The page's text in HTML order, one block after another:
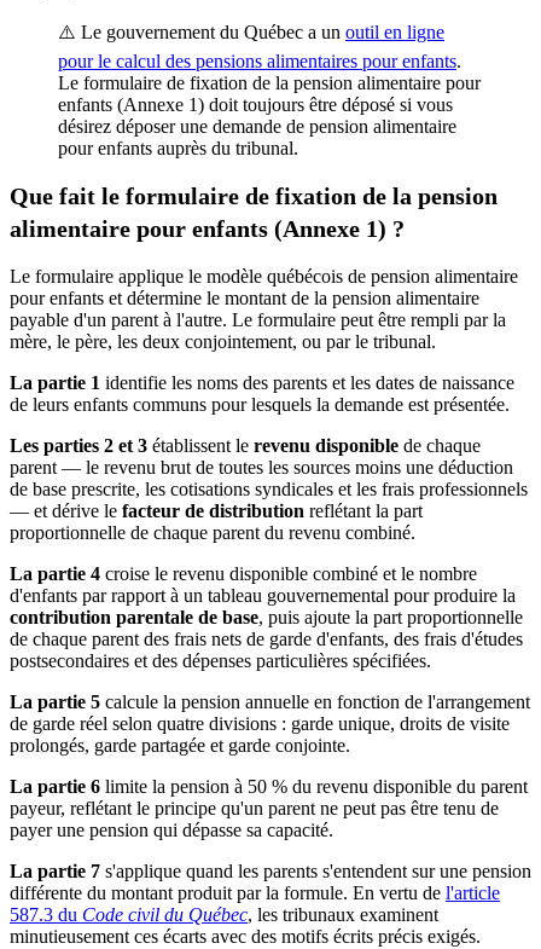
⚠️ Le gouvernement du Québec a un outil en ligne
pour le calcul des pensions alimentaires pour enfants.
Le formulaire de fixation de la pension alimentaire pour
enfants (Annexe 1) doit toujours être déposé si vous
désirez déposer une demande de pension alimentaire
pour enfants auprès du tribunal.
Que fait le formulaire de fixation de la pension
alimentaire pour enfants (Annexe 1) ?
Le formulaire applique le modèle québécois de pension alimentaire
pour enfants et détermine le montant de la pension alimentaire
payable d'un parent à l'autre. Le formulaire peut être rempli par la
mère, le père, les deux conjointement, ou par le tribunal.
La partie 1 identifie les noms des parents et les dates de naissance
de leurs enfants communs pour lesquels la demande est présentée.
Les parties 2 et 3 établissent le revenu disponible de chaque
parent — le revenu brut de toutes les sources moins une déduction
de base prescrite, les cotisations syndicales et les frais professionnels
— et dérive le facteur de distribution reflétant la part
proportionnelle de chaque parent du revenu combiné.
La partie 4 croise le revenu disponible combiné et le nombre
d'enfants par rapport à un tableau gouvernemental pour produire la
contribution parentale de base, puis ajoute la part proportionnelle
de chaque parent des frais nets de garde d'enfants, des frais d'études
postsecondaires et des dépenses particulières spécifiées.
La partie 5 calcule la pension annuelle en fonction de l'arrangement
de garde réel selon quatre divisions : garde unique, droits de visite
prolongés, garde partagée et garde conjointe.
La partie 6 limite la pension à 50 % du revenu disponible du parent
payeur, reflétant le principe qu'un parent ne peut pas être tenu de
payer une pension qui dépasse sa capacité.
La partie 7 s'applique quand les parents s'entendent sur une pension
différente du montant produit par la formule. En vertu de l'article
587.3 du Code civil du Québec, les tribunaux examinent
minutieusement ces écarts avec des motifs écrits précis exigés.